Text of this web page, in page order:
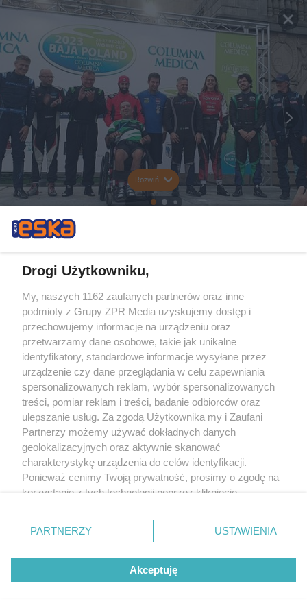
Rozwiń
Drogi Użytkowniku,
My, naszych 1162 zaufanych partnerów oraz inne
podmioty z Grupy ZPR Media uzyskujemy dostęp i
przechowujemy informacje na urządzeniu oraz
przetwarzamy dane osobowe, takie jak unikalne
identyfikatory, standardowe informacje wysyłane przez
urządzenie czy dane przeglądania w celu zapewniania
spersonalizowanych reklam, wybór spersonalizowanych
treści, pomiar reklam i treści, badanie odbiorców oraz
ulepszanie usług. Za zgodą Użytkownika my i Zaufani
Partnerzy możemy używać dokładnych danych
geolokalizacyjnych oraz aktywnie skanować
charakterystykę urządzenia do celów identyfikacji.
Ponieważ cenimy Twoją prywatność, prosimy o zgodę na
korzystanie z tych technologii poprzez kliknięcie
zmienić/wycofać klikając przycisk ustawień prywatności
znajdujący się w lewym dolnym rogu strony
rodzaje przetwarzania danych nie wymagają zgody
użytkownika, ale masz prawo sprzeciwić się takiemu
przetwarzaniu. Preferencje będą miały zastosowanie tylko
PARTNERZY USTAWIENIA
Akceptuję